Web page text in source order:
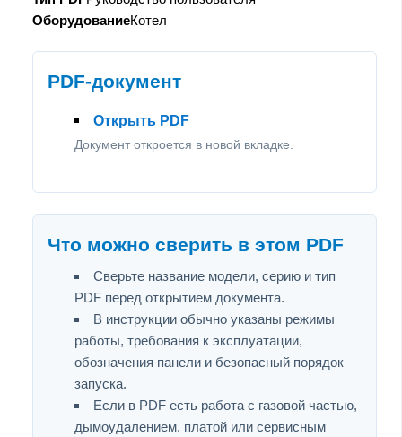
ОборудованиеКотел
PDF-документ
Открыть PDF
Документ откроется в новой вкладке.
Что можно сверить в этом PDF
Сверьте название модели, серию и тип
PDF перед открытием документа.
В инструкции обычно указаны режимы
работы, требования к эксплуатации,
обозначения панели и безопасный порядок
запуска.
Если в PDF есть работа с газовой частью,
дымоудалением, платой или сервисным